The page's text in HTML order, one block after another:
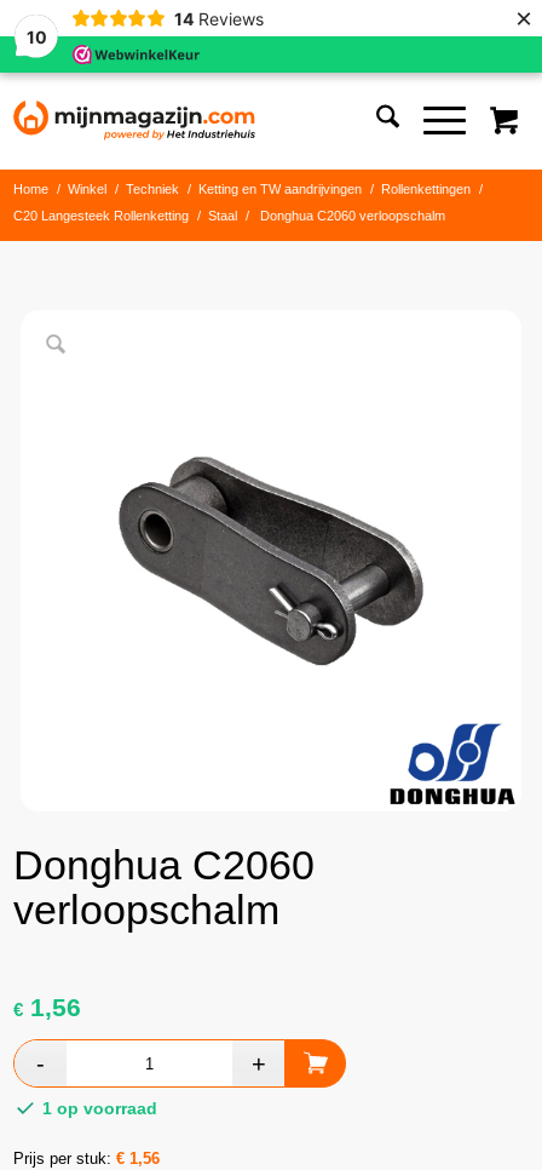
10
14 Reviews ×
Home / Winkel / Techniek / Ketting en TW aandrijvingen / Rollenkettingen
/
C20 Langesteek Rollenketting
/ Staal / Donghua C2060 verloopschalm
Donghua C2060
verloopschalm
€ 1,56
1 op voorraad
Prijs per stuk:€1,56